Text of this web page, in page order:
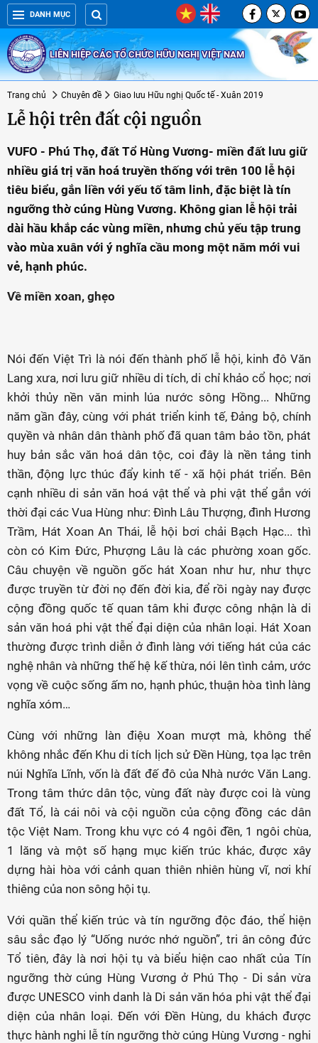
DANH MỤC
LIÊN HIỆP CÁC TỔ CHỨC HỮU NGHỊ VIỆT NAM
Trang chủ Chuyên đề Giao lưu Hữu nghị Quốc tế - Xuân 2019
Lễ hội trên đất cội nguồn
VUFO - Phú Thọ, đất Tổ Hùng Vương- miền đất lưu giữ
nhiều giá trị văn hoá truyền thống với trên 100 lễ hội
tiêu biểu, gắn liền với yếu tố tâm linh, đặc biệt là tín
ngưỡng thờ cúng Hùng Vương. Không gian lễ hội trải
dài hầu khắp các vùng miền, nhưng chủ yếu tập trung
vào mùa xuân với ý nghĩa cầu mong một năm mới vui
vẻ, hạnh phúc.
Về miền xoan, ghẹo
Nói đến Việt Trì là nói đến thành phố lễ hội, kinh đô Văn
Lang xưa, nơi lưu giữ nhiều di tích, di chỉ khảo cổ học; nơi
khởi thủy nền văn minh lúa nước sông Hồng... Những
năm gần đây, cùng với phát triển kinh tế, Đảng bộ, chính
quyền và nhân dân thành phố đã quan tâm bảo tồn, phát
huy bản sắc văn hoá dân tộc, coi đây là nền tảng tinh
thần, động lực thúc đẩy kinh tế - xã hội phát triển. Bên
cạnh nhiều di sản văn hoá vật thể và phi vật thể gắn với
thời đại các Vua Hùng như: Đình Lâu Thượng, đình Hương
Trầm, Hát Xoan An Thái, lễ hội bơi chải Bạch Hạc... thì
còn có Kim Đức, Phượng Lâu là các phường xoan gốc.
Câu chuyện về nguồn gốc hát Xoan như hư, như thực
được truyền từ đời nọ đến đời kia, để rồi ngày nay được
cộng đồng quốc tế quan tâm khi được công nhận là di
sản văn hoá phi vật thể đại diện của nhân loại. Hát Xoan
thường được trình diễn ở đình làng với tiếng hát của các
nghệ nhân và những thế hệ kế thừa, nói lên tình cảm, ước
vọng về cuộc sống ấm no, hạnh phúc, thuận hòa tình làng
nghĩa xóm…
Cùng với những làn điệu Xoan mượt mà, không thể
không nhắc đến Khu di tích lịch sử Đền Hùng, tọa lạc trên
núi Nghĩa Lĩnh, vốn là đất đế đô của Nhà nước Văn Lang.
Trong tâm thức dân tộc, vùng đất này được coi là vùng
đất Tổ, là cái nôi và cội nguồn của cộng đồng các dân
tộc Việt Nam. Trong khu vực có 4 ngôi đền, 1 ngôi chùa,
1 lăng và một số hạng mục kiến trúc khác, được xây
dựng hài hòa với cảnh quan thiên nhiên hùng vĩ, nơi khí
thiêng của non sông hội tụ.
Với quần thể kiến trúc và tín ngưỡng độc đáo, thể hiện
sâu sắc đạo lý “Uống nước nhớ nguồn”, tri ân công đức
Tổ tiên, đây là nơi hội tụ và biểu hiện cao nhất của Tín
ngưỡng thờ cúng Hùng Vương ở Phú Thọ - Di sản vừa
được UNESCO vinh danh là Di sản văn hóa phi vật thể đại
diện của nhân loại. Đến với Đền Hùng, du khách được
thực hành nghi lễ tín ngưỡng thờ cúng Hùng Vương - nghi